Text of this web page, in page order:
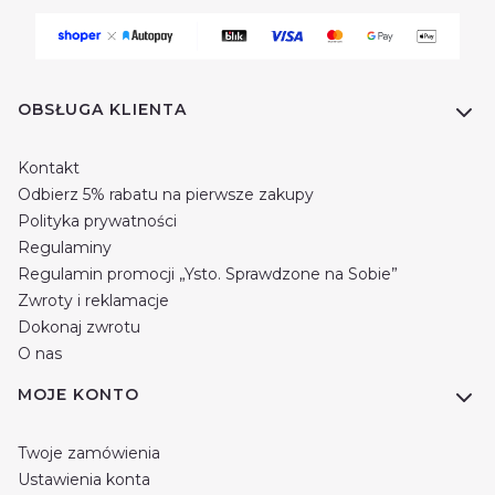
Linki w stopce
OBSŁUGA KLIENTA
Kontakt
Odbierz 5% rabatu na pierwsze zakupy
Polityka prywatności
Regulaminy
Regulamin promocji „Ysto. Sprawdzone na Sobie”
Zwroty i reklamacje
Dokonaj zwrotu
O nas
MOJE KONTO
Twoje zamówienia
Ustawienia konta